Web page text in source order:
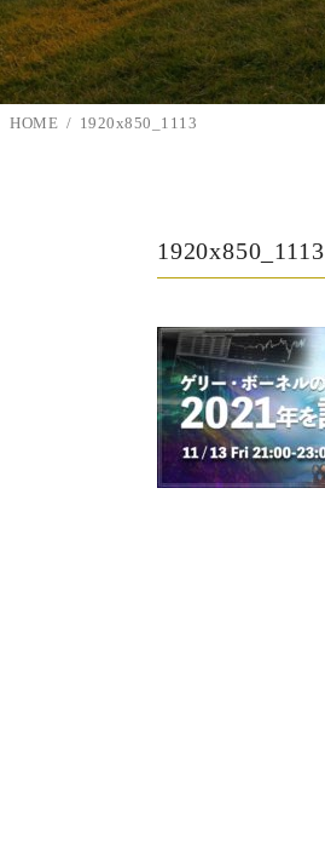
HOME 1920x850_1113
1920x850_1113